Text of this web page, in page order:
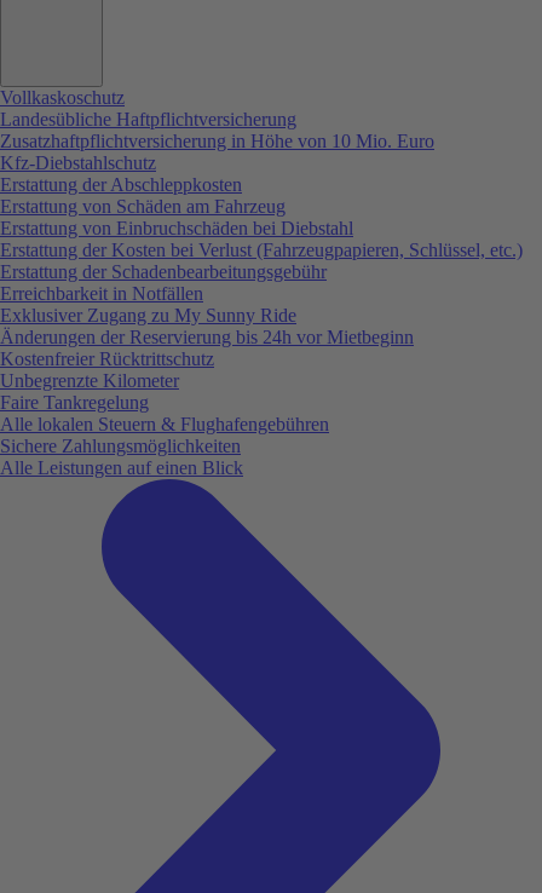
Vollkaskoschutz
Landesübliche Haftpflichtversicherung
Zusatzhaftpflichtversicherung in Höhe von 10 Mio. Euro
Kfz-Diebstahlschutz
Erstattung der Abschleppkosten
Erstattung von Schäden am Fahrzeug
Erstattung von Einbruchschäden bei Diebstahl
Erstattung der Kosten bei Verlust (Fahrzeugpapieren, Schlüssel, etc.)
Erstattung der Schadenbearbeitungsgebühr
Erreichbarkeit in Notfällen
Exklusiver Zugang zu My Sunny Ride
Änderungen der Reservierung bis 24h vor Mietbeginn
Kostenfreier Rücktrittschutz
Unbegrenzte Kilometer
Faire Tankregelung
Alle lokalen Steuern & Flughafengebühren
Sichere Zahlungsmöglichkeiten
Alle Leistungen auf einen Blick